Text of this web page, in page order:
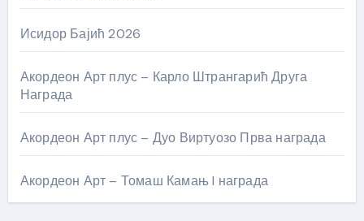
Исидор Бајић 2026
Акордеон Арт плус – Карло Штрангарић Друга
Награда
Акордеон Арт плус – Дуо Виртуозо Прва награда
Акордеон Арт – Томаш Камањ I награда